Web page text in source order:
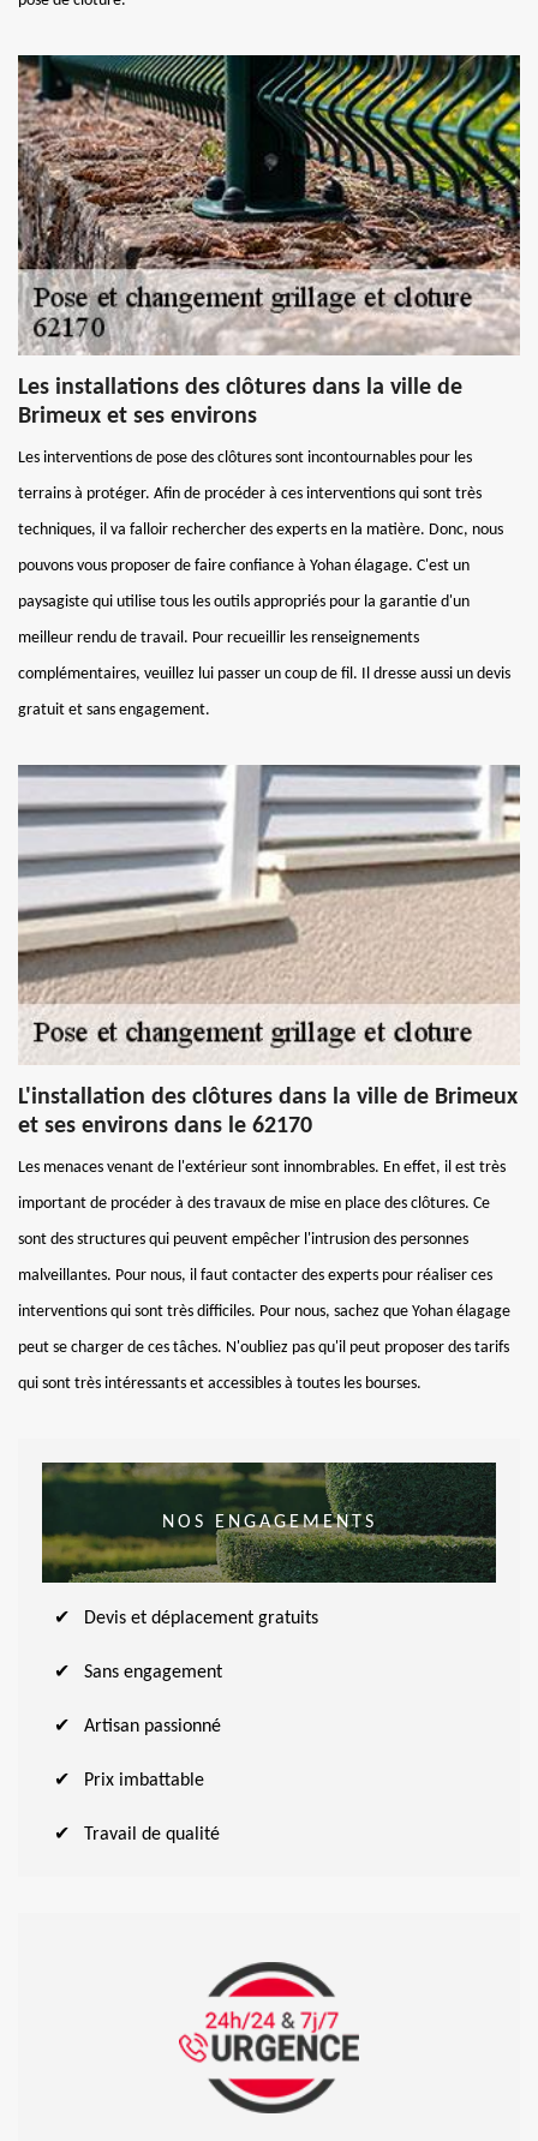
Les installations des clôtures dans la ville de
Brimeux et ses environs
Les interventions de pose des clôtures sont incontournables pour les
terrains à protéger. Afin de procéder à ces interventions qui sont très
techniques, il va falloir rechercher des experts en la matière. Donc, nous
pouvons vous proposer de faire confiance à Yohan élagage. C'est un
paysagiste qui utilise tous les outils appropriés pour la garantie d'un
meilleur rendu de travail. Pour recueillir les renseignements
complémentaires, veuillez lui passer un coup de fil. Il dresse aussi un devis
gratuit et sans engagement.
L'installation des clôtures dans la ville de Brimeux
et ses environs dans le 62170
Les menaces venant de l'extérieur sont innombrables. En effet, il est très
important de procéder à des travaux de mise en place des clôtures. Ce
sont des structures qui peuvent empêcher l'intrusion des personnes
malveillantes. Pour nous, il faut contacter des experts pour réaliser ces
interventions qui sont très difficiles. Pour nous, sachez que Yohan élagage
peut se charger de ces tâches. N'oubliez pas qu'il peut proposer des tarifs
qui sont très intéressants et accessibles à toutes les bourses.
NOS ENGAGEMENTS
Devis et déplacement gratuits
Sans engagement
Artisan passionné
Prix imbattable
Travail de qualité